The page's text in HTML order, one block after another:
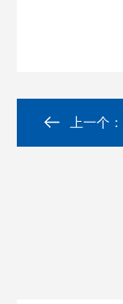
上一个：